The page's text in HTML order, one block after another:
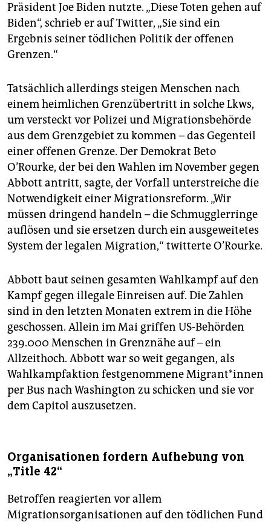
Präsident Joe Biden nutzte. „Diese Toten gehen auf
Biden“, schrieb er auf Twitter, „Sie sind ein
Ergebnis seiner tödlichen Politik der offenen
Grenzen.“
Tatsächlich allerdings steigen Menschen nach
einem heimlichen Grenzübertritt in solche Lkws,
um versteckt vor Polizei und Migrationsbehörde
aus dem Grenzgebiet zu kommen – das Gegenteil
einer offenen Grenze. Der Demokrat Beto
O’Rourke, der bei den Wahlen im November gegen
Abbott antritt, sagte, der Vorfall unterstreiche die
Notwendigkeit einer Migrationsreform. „Wir
müssen dringend handeln – die Schmugglerringe
auflösen und sie ersetzen durch ein ausgeweitetes
System der legalen Migration,“ twitterte O’Rourke.
Abbott baut seinen gesamten Wahlkampf auf den
Kampf gegen illegale Einreisen auf. Die Zahlen
sind in den letzten Monaten extrem in die Höhe
geschossen. Allein im Mai griffen US-Behörden
239.000 Menschen in Grenznähe auf – ein
Allzeithoch. Abbott war so weit gegangen, als
Wahlkampfaktion festgenommene Mi­gran­t*in­nen
per Bus nach Washington zu schicken und sie vor
dem Capitol auszusetzen.
Organisationen fordern Aufhebung von
„Title 42“
Betroffen reagierten vor allem
Migrationsorganisationen auf den tödlichen Fund